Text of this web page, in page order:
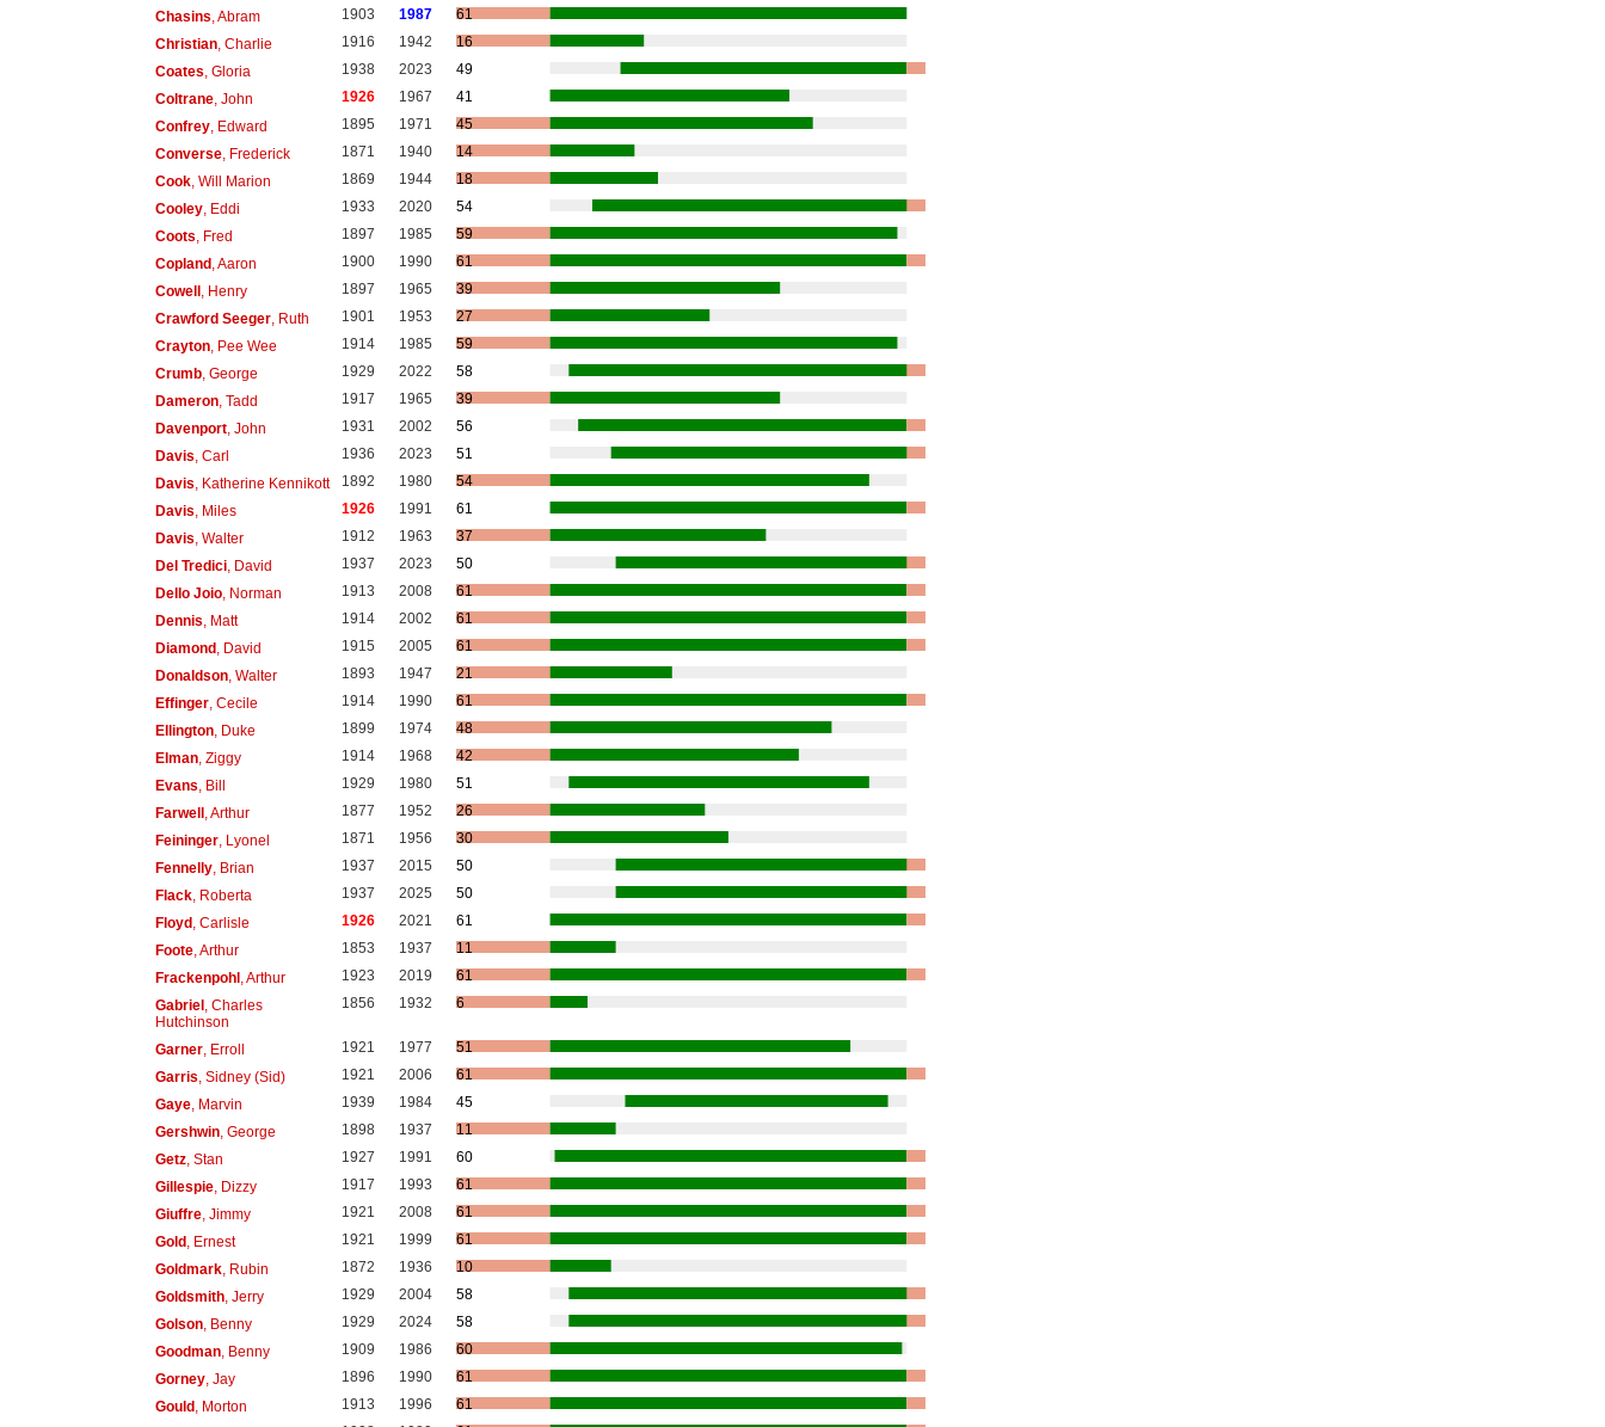
Chasins, Abram 1903 1987
61
Christian, Charlie 1916 1942
16
Coates, Gloria 1938 2023
49
Coltrane, John 1926 1967
41
Confrey, Edward 1895 1971
45
Converse, Frederick 1871 1940
14
Cook, Will Marion 1869 1944
18
Cooley, Eddi 1933 2020
54
Coots, Fred 1897 1985
59
Copland , Aaron 1900 1990
61
Cowell , Henry 1897 1965
39
Crawford Seeger, Ruth 1901 1953
27
Crayton, Pee Wee 1914 1985
59
Crumb, George 1929 2022
58
Dameron, Tadd 1917 1965
39
Davenport, John 1931 2002
56
Davis, Carl 1936 2023
51
Davis, Katherine Kennikott 1892 1980
54
Davis, Miles 1926 1991
61
Davis, Walter 1912 1963
37
Del Tredici, David 1937 2023
50
Dello Joio, Norman 1913 2008
61
Dennis, Matt 1914 2002
61
Diamond , David 1915 2005
61
Donaldson, Walter 1893 1947
21
Effinger, Cecile 1914 1990
61
Ellington, Duke 1899 1974
48
Elman, Ziggy 1914 1968
42
Evans, Bill 1929 1980
51
Farwell , Arthur 1877 1952
26
Feininger, Lyonel 1871 1956
30
Fennelly, Brian 1937 2015
50
Flack, Roberta 1937 2025
50
Floyd , Carlisle 1926 2021
61
Foote, Arthur 1853 1937
11
Frackenpohl , Arthur 1923 2019
61
Gabriel , Charles
Hutchinson
1856 1932 6
Garner, Erroll 1921 1977
51
Garris, Sidney (Sid) 1921 2006
61
Gaye, Marvin 1939 1984
45
Gershwin, George 1898 1937
11
Getz, Stan 1927 1991
60
Gillespie, Dizzy 1917 1993
61
Giuffre, Jimmy 1921 2008
61
Gold , Ernest 1921 1999
61
Goldmark, Rubin 1872 1936
10
Goldsmith, Jerry 1929 2004
58
Golson, Benny 1929 2024
58
Goodman, Benny 1909 1986
60
Gorney, Jay 1896 1990
61
Gould , Morton 1913 1996
61